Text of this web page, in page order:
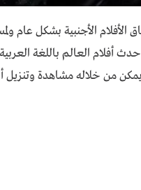
الأجنبية بشكل عام
أفلام العالم باللغة
من خلاله مشاهدة وتنزيل